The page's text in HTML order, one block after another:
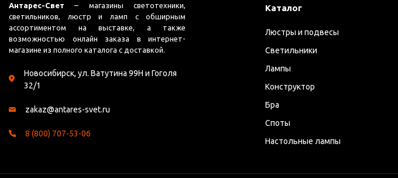
Антарес-Свет – магазины светотехники,
светильников, люстр и ламп с обширным
ассортиментом на выставке, а также
возможностью онлайн заказа в интернет-
магазине из полного каталога с доставкой.
Новосибирск, ул. Ватутина 99Н и Гоголя
32/1
zakaz@antares-svet.ru
8 (800) 707-53-06
Каталог
Люстры и подвесы
Светильники
Лампы
Конструктор
Бра
Споты
Настольные лампы